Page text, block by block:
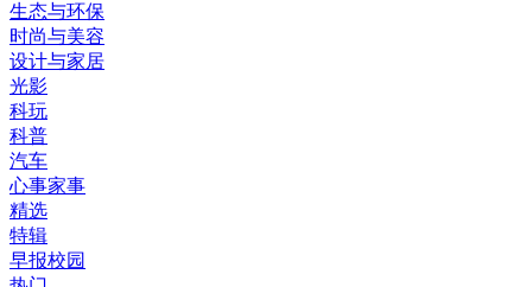
生态与环保
时尚与美容
设计与家居
光影
科玩
科普
汽车
心事家事
精选
特辑
早报校园